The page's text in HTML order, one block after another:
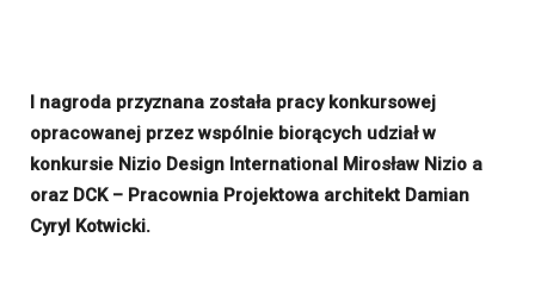
I nagroda przyznana została pracy konkursowej
opracowanej przez wspólnie biorących udział w
konkursie Nizio Design International Mirosław Nizio a
oraz DCK – Pracownia Projektowa architekt Damian
Cyryl Kotwicki.